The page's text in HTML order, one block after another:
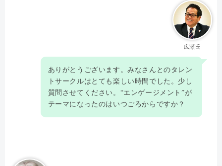
広瀬氏
ありがとうございます。みなさんとのタレン
トサークルはとても楽しい時間でした。少し
質問させてください。“エンゲージメント”が
テーマになったのはいつごろからですか？